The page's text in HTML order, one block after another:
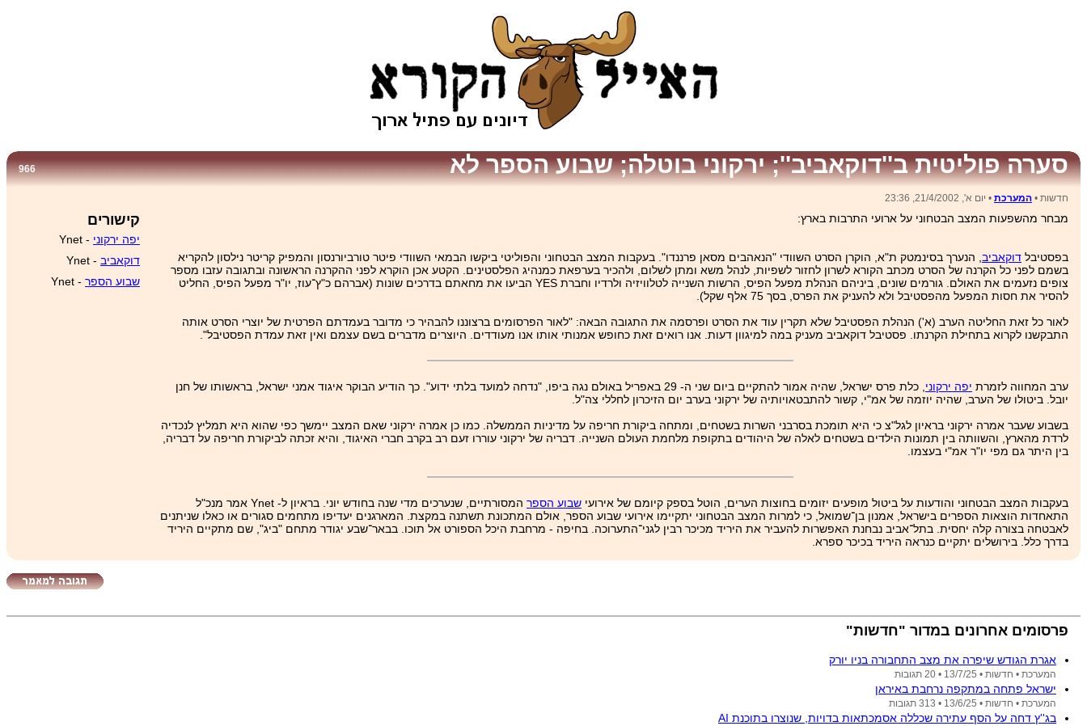
סערה פוליטית ב''דוקאביב''; ירקוני בוטלה; שבוע הספר לא 966
חדשות • המערכת • יום א', 21/4/2002, 23:36
מבחר מהשפעות המצב הבטחוני על ארועי התרבות בארץ:
בפסטיבל דוקאביב , הנערך בסינמטק ת"א, הוקרן הסרט השוודי "הנאהבים מסאן פרננדו". בעקבות המצב הבטחוני והפוליטי ביקשו הבמאי השוודי פיטר טורביורנסון והמפיק קריטר נילסון להקריא
בשמם לפני כל הקרנה של הסרט מכתב הקורא לשרון לחזור לשפיות, לנהל משא ומתן לשלום, ולהכיר בערפאת כמנהיג הפלסטינים. הקטע אכן הוקרא לפני ההקרנה הראשונה ובתגובה עזבו מספר
צופים נזעמים את האולם. גורמים שונים, ביניהם הנהלת מפעל הפיס, הרשות השנייה לטלוויזיה ולרדיו וחברת YES הביעו את מחאתם בדרכים שונות (אברהם כ"ץ־עוז, יו"ר מפעל הפיס, החליט
להסיר את חסות המפעל מהפסטיבל ולא להעניק את הפרס, בסך 75 אלף שקל).
לאור כל זאת החליטה הערב (א') הנהלת הפסטיבל שלא תקרין עוד את הסרט ופרסמה את התגובה הבאה: "לאור הפרסומים ברצוננו להבהיר כי מדובר בעמדתם הפרטית של יוצרי הסרט אותה
התבקשנו לקרוא בתחילת הקרנתו. פסטיבל דוקאביב מעניק במה למיגוון דעות. אנו רואים זאת כחופש אמנותי אותו אנו מעודדים. היוצרים מדברים בשם עצמם ואין זאת עמדת הפסטיבל".
ערב המחווה לזמרת יפה ירקוני
, כלת פרס ישראל, שהיה אמור להתקיים ביום שני ה- 29 באפריל באולם נגה ביפו, "נדחה למועד בלתי ידוע". כך הודיע הבוקר איגוד אמני ישראל, בראשותו של חנן
יובל. ביטולו של הערב, שהיה יוזמה של אמ"י, קשור להתבטאויותיה של ירקוני בערב יום הזיכרון לחללי צה"ל.
בשבוע שעבר אמרה ירקוני בראיון לגל"צ כי היא תומכת בסרבני השרות בשטחים, ומתחה ביקורת חריפה על מדיניות הממשלה. כמו כן אמרה ירקוני שאם המצב יימשך כפי שהוא היא תמליץ לנכדיה
לרדת מהארץ, והשוותה בין תמונות הילדים בשטחים לאלה של היהודים בתקופת מלחמת העולם השנייה. דבריה של ירקוני עוררו זעם רב בקרב חברי האיגוד, והיא זכתה לביקורת חריפה על דבריה,
בין היתר גם מפי יו"ר אמ"י בעצמו.
בעקבות המצב הבטחוני והודעות על ביטול מופעים יזומים בחוצות הערים, הוטל בספק קיומם של אירועי שבוע הספר
המסורתיים, שנערכים מדי שנה בחודש יוני. בראיון ל- Ynet אמר מנכ"ל
התאחדות הוצאות הספרים בישראל, אמנון בן־שמואל, כי למרות המצב הבטחוני יתקיימו אירועי שבוע הספר, אולם המתכונת תשתנה במקצת. המארגנים יעדיפו מתחמים סגורים או כאלו שניתנים
לאבטחה בצורה קלה יחסית. בתל־אביב נבחנת האפשרות להעביר את היריד מכיכר רבין לגני־התערוכה. בחיפה - מרחבת היכל הספורט אל תוכו. בבאר־שבע יגודר מתחם "ביג", שם מתקיים היריד
בדרך כלל. בירושלים יתקיים כנראה היריד בכיכר ספרא.
קישורים
יפה ירקוני - Ynet
דוקאביב - Ynet
שבוע הספר - Ynet
פרסומים אחרונים במדור "חדשות"
אגרת הגודש שיפרה את מצב התחבורה בניו יורק
המערכת • חדשות • 13/7/25 • 20 תגובות
ישראל פתחה במתקפה נרחבת באיראן
המערכת • חדשות • 13/6/25 • 313 תגובות
בג''ץ דחה על הסף עתירה שכללה אסמכתאות בדויות, שנוצרו בתוכנת AI